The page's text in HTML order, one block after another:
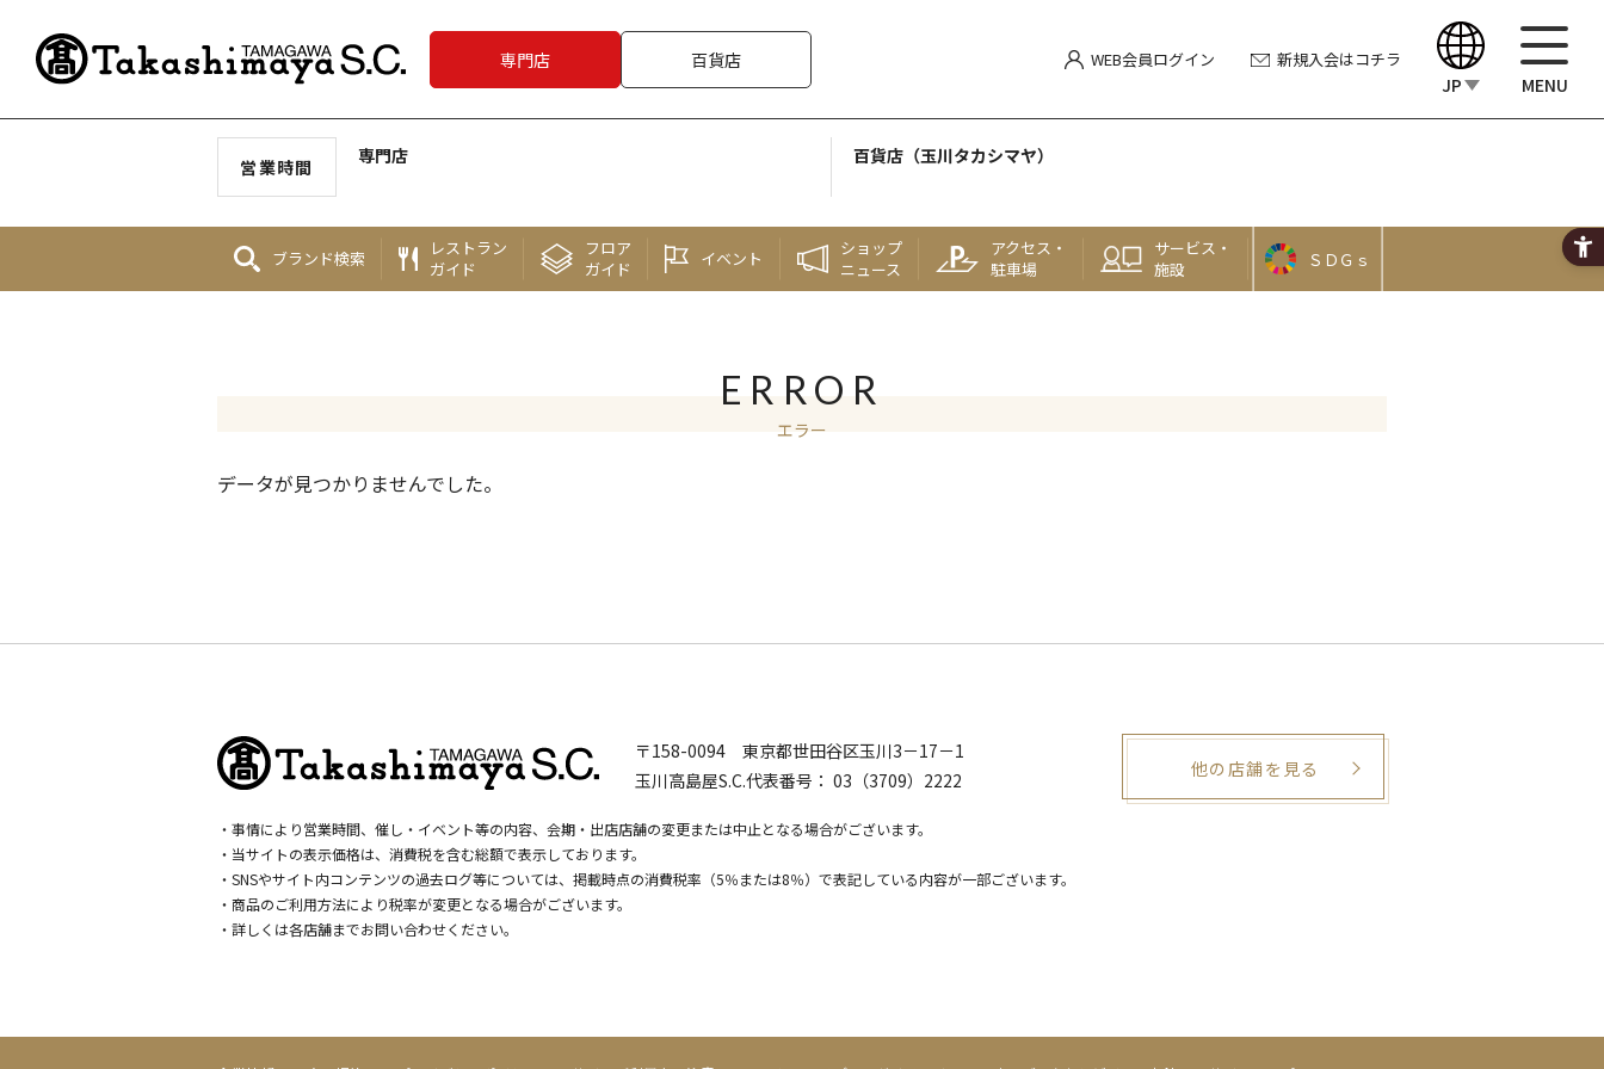
専門店 百貨店 WEB会員ログイン 新規入会はコチラ
JP MENU
営業時間 専門店 百貨店（玉川タカシマヤ）
ブランド検索
レストラン
ガイド
フロア
ガイド
イベント
ショップ
ニュース
アクセス・
駐車場
サービス・
施設
ＳＤＧｓ
ERROR
エラー
データが見つかりませんでした。
〒158-0094 東京都世田谷区玉川3－17－1
玉川高島屋S.C.代表番号： 03（3709）2222 他の店舗を見る
・事情により営業時間、催し・イベント等の内容、会期・出店店舗の変更または中止となる場合がございます。
・当サイトの表示価格は、消費税を含む総額で表示しております。
・SNSやサイト内コンテンツの過去ログ等については、掲載時点の消費税率（5％または8％）で表記している内容が一部ございます。
・商品のご利用方法により税率が変更となる場合がございます。
・詳しくは各店舗までお問い合わせください。